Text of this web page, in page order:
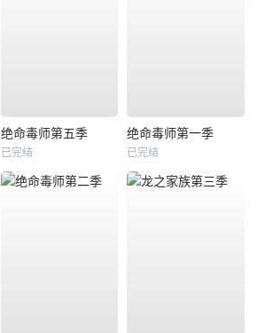
绝命毒师第五季
已完结
绝命毒师第一季
已完结